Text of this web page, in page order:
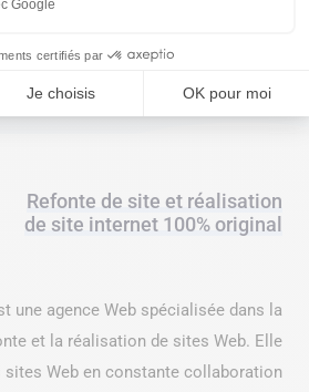
Google
certifiés par
Je choisis OK pour moi
Refonte de site et réalisation
de site internet 100% original
une agence Web spécialisée dans la
et la réalisation de sites Web. Elle
Web en constante collaboration